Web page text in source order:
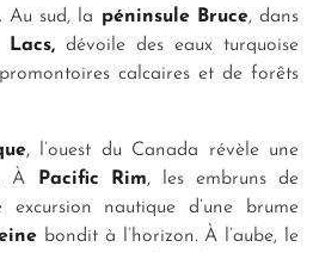
Au sud, la péninsule Bruce, dans
dévoile des eaux turquoise
calcaires et de forêts
, l’ouest du Canada révèle une
À Pacific Rim, les embruns de
excursion nautique d’une brume
bondit à l’horizon. À l’aube, le